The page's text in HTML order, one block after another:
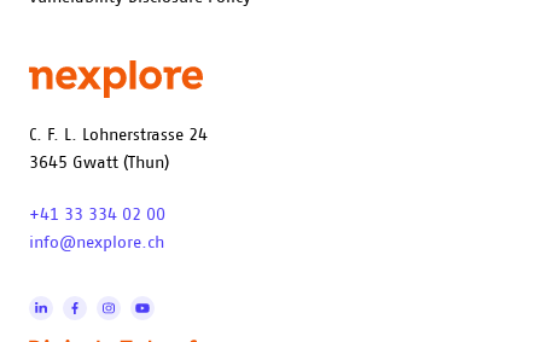
C. F. L. Lohnerstrasse 24
3645 Gwatt (Thun)
+41 33 334 02 00
info@nexplore.ch